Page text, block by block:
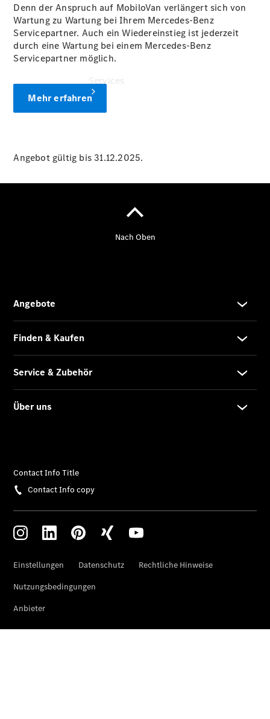
Kompletträder
Reifen- und
Transporter-
Übersicht
Rücknahme
Wartung
Service-
Pakete
Denn der Anspruch auf MobiloVan verlängert sich von
Wartung zu Wartung bei Ihrem Mercedes-Benz
Servicepartner. Auch ein Wiedereinstieg ist jederzeit
durch eine Wartung bei einem Mercedes-Benz
Servicepartner möglich.
Mehr erfahren
Angebot gültig bis 31.12.2025.